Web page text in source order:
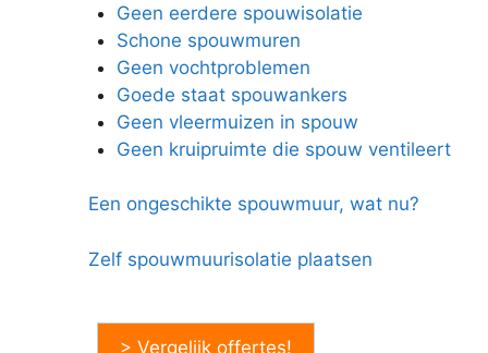
Geen eerdere spouwisolatie
Schone spouwmuren
Geen vochtproblemen
Goede staat spouwankers
Geen vleermuizen in spouw
Geen kruipruimte die spouw ventileert
Een ongeschikte spouwmuur, wat nu?
Zelf spouwmuurisolatie plaatsen
> Vergelijk offertes!